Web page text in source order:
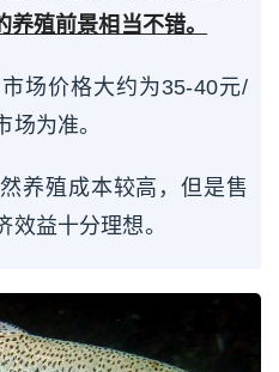
殖前景相当不错。
场价格大约为35-40元/
场为准。
养殖成本较高，但是售
益十分理想。